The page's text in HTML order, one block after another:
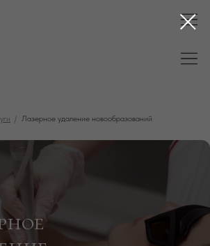
/ Лазерное удаление новообразований